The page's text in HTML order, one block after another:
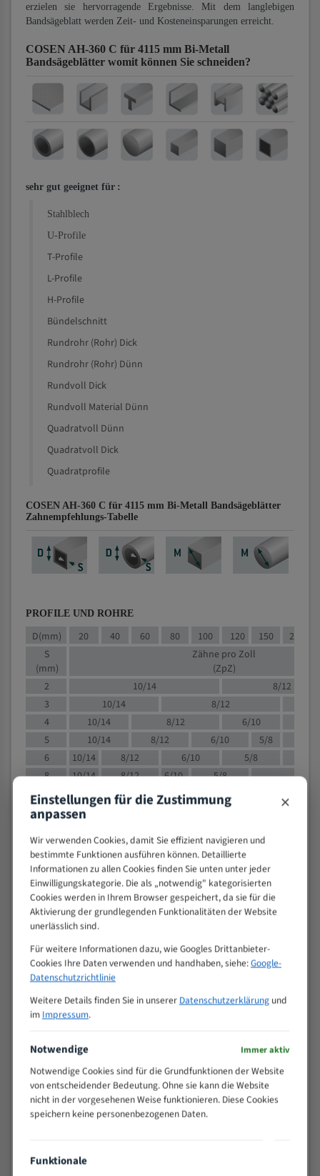
erzielen sie hervorragende Ergebnisse. Mit dem langlebigen
Bandsägeblatt werden Zeit- und Kosteneinsparungen erreicht.
COSEN AH-360 C für 4115 mm Bi-Metall
Bandsägeblätter womit können Sie schneiden?
sehr gut geeignet für :
Stahlblech
U-Profile
T-Profile
L-Profile
H-Profile
Bündelschnitt
Rundrohr (Rohr) Dick
Rundrohr (Rohr) Dünn
Rundvoll Dick
Rundvoll Material Dünn
Quadratvoll Dünn
Quadratvoll Dick
Quadratprofile
COSEN AH-360 C für 4115 mm Bi-Metall Bandsägeblätter
Zahnempfehlungs-Tabelle
PROFILE UND ROHRE
D(mm) 20 40 60 80 100 120 150 200
S
(mm)
Zähne pro Zoll
(ZpZ)
2
10/14
8/12
3
10/14 8/12
4
10/14 8/12 6/10
5
10/14 8/12 6/10
5/8
6
10/14 8/12 6/10
5/8
8
10/14 8/12 6/10 5/8
10
8/12 6/10 5/8
12
20
4/6
30
4/5
50
4/5
80
> 100
VOLLMATERIAL
M (mm)
Zähne pro
Zoll (ZpZ)
>
25
25 - 50
35 - 70
5/8
50 - 120
4/6
80 - 180
3/4
150 -
Einstellungen für die Zustimmung
anpassen ×
Wir verwenden Cookies, damit Sie effizient navigieren und
bestimmte Funktionen ausführen können. Detaillierte
Informationen zu allen Cookies finden Sie unten unter jeder
Einwilligungskategorie. Die als „notwendig" kategorisierten
Cookies werden in Ihrem Browser gespeichert, da sie für die
Aktivierung der grundlegenden Funktionalitäten der Website
unerlässlich sind.
Für weitere Informationen dazu, wie Googles Drittanbieter-
Cookies Ihre Daten verwenden und handhaben, siehe:Google-
Datenschutzrichtlinie
Weitere Details finden Sie in unserer Datenschutzerklärungund
im Impressum.
Notwendige Immer aktiv
Notwendige Cookies sind für die Grundfunktionen der Website
von entscheidender Bedeutung. Ohne sie kann die Website
nicht in der vorgesehenen Weise funktionieren. Diese Cookies
speichern keine personenbezogenen Daten.
Funktionale